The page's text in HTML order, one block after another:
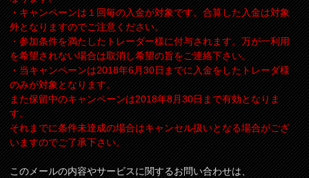
・キャンペーンは１回毎の入金が対象です。合算した入金は対象
外となりますのでご注意ください。
・参加条件を満たしたトレーダー様に付与されます。万が一利用
を希望されない場合は取消し希望の旨をご連絡下さい。
・当キャンペーンは2018年6月30日までに入金をしたトレーダ様
のみが対象となります。
また保留中のキャンペーンは2018年8月30日まで有効となりま
す。
それまでに条件未達成の場合はキャンセル扱いとなる場合がござ
いますのでご了承下さい。
このメールの内容やサービスに関するお問い合わせは、